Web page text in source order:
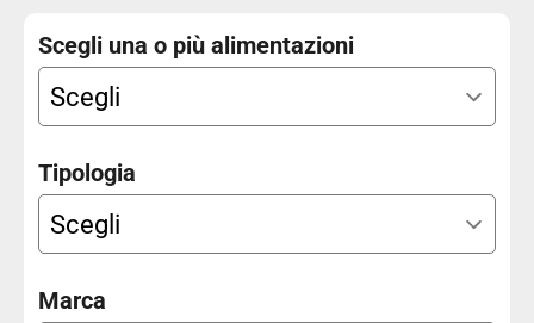
Scegli una o più alimentazioni
Tipologia
Marca
Carrozzeria
Anno Da